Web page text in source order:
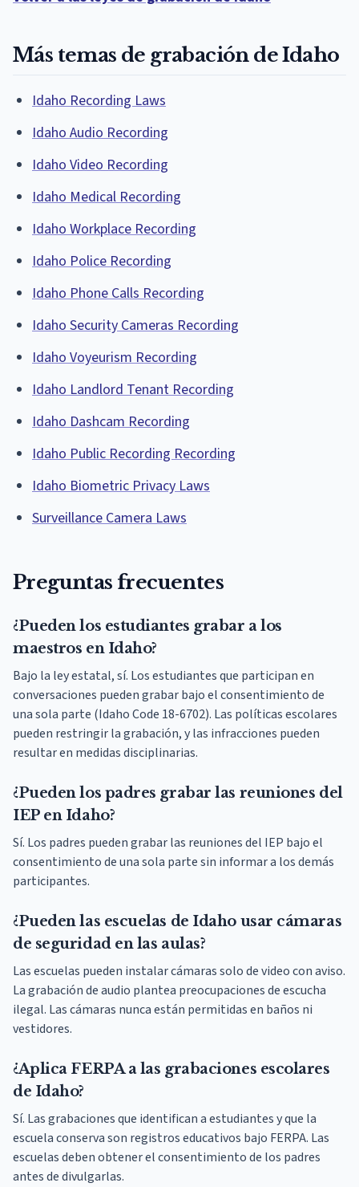
Más temas de grabación de Idaho
Idaho Recording Laws
Idaho Audio Recording
Idaho Video Recording
Idaho Medical Recording
Idaho Workplace Recording
Idaho Police Recording
Idaho Phone Calls Recording
Idaho Security Cameras Recording
Idaho Voyeurism Recording
Idaho Landlord Tenant Recording
Idaho Dashcam Recording
Idaho Public Recording Recording
Idaho Biometric Privacy Laws
Surveillance Camera Laws
Preguntas frecuentes
¿Pueden los estudiantes grabar a los
maestros en Idaho?
Bajo la ley estatal, sí. Los estudiantes que participan en
conversaciones pueden grabar bajo el consentimiento de
una sola parte (Idaho Code 18-6702). Las políticas escolares
pueden restringir la grabación, y las infracciones pueden
resultar en medidas disciplinarias.
¿Pueden los padres grabar las reuniones del
IEP en Idaho?
Sí. Los padres pueden grabar las reuniones del IEP bajo el
consentimiento de una sola parte sin informar a los demás
participantes.
¿Pueden las escuelas de Idaho usar cámaras
de seguridad en las aulas?
Las escuelas pueden instalar cámaras solo de video con aviso.
La grabación de audio plantea preocupaciones de escucha
ilegal. Las cámaras nunca están permitidas en baños ni
vestidores.
¿Aplica FERPA a las grabaciones escolares
de Idaho?
Sí. Las grabaciones que identifican a estudiantes y que la
escuela conserva son registros educativos bajo FERPA. Las
escuelas deben obtener el consentimiento de los padres
antes de divulgarlas.